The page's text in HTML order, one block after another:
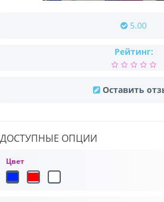
5.00
Рейтинг:
Оставить
ДОСТУПНЫЕ ОПЦИИ
Цвет